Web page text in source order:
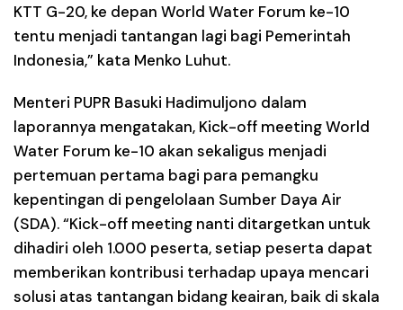
KTT G-20, ke depan World Water Forum ke-10
tentu menjadi tantangan lagi bagi Pemerintah
Indonesia,” kata Menko Luhut.
Menteri PUPR Basuki Hadimuljono dalam
laporannya mengatakan, Kick-off meeting World
Water Forum ke-10 akan sekaligus menjadi
pertemuan pertama bagi para pemangku
kepentingan di pengelolaan Sumber Daya Air
(SDA). “Kick-off meeting nanti ditargetkan untuk
dihadiri oleh 1.000 peserta, setiap peserta dapat
memberikan kontribusi terhadap upaya mencari
solusi atas tantangan bidang keairan, baik di skala